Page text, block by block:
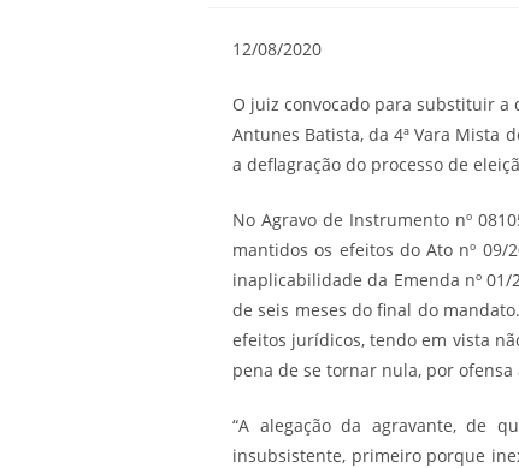
12/08/2020
O juiz convocado para substituir a
Antunes Batista, da 4ª Vara Mista
a deflagração do processo de
No Agravo de Instrumento nº
mantidos os efeitos do Ato nº
inaplicabilidade da Emenda nº
de seis meses do final do
efeitos jurídicos, tendo em vista
pena de se tornar nula, por
“A alegação da agravante, de
insubsistente, primeiro porque